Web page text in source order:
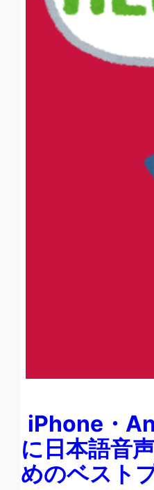
iPhone・
に日本語音
めのベスト